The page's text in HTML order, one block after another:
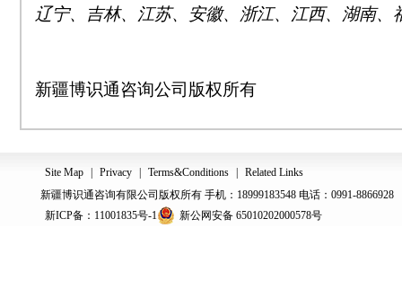
辽宁、吉林、江苏、安徽、浙江、江西、湖南、
新疆博识通咨询公司版权所有
Site Map Privacy Terms&Conditions
Related Links
新疆博识通咨询有限公司版权所有 手机：18999183548 电话：0991-8866928
新公网安备 65010202000578号
新ICP备：11001835号-1